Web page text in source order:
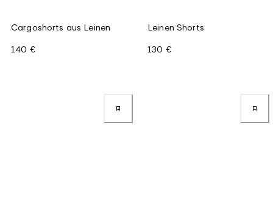
Cargoshorts aus Leinen
140 €
Leinen Shorts
130 €